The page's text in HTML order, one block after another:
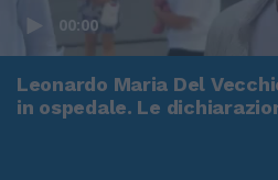
00:00
Leonardo Maria Del
in ospedale. Le